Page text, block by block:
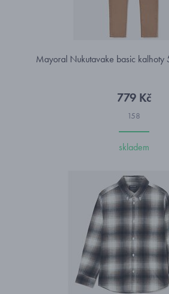
Mayoral Nukutavake basic
779 Kč
158
skladem